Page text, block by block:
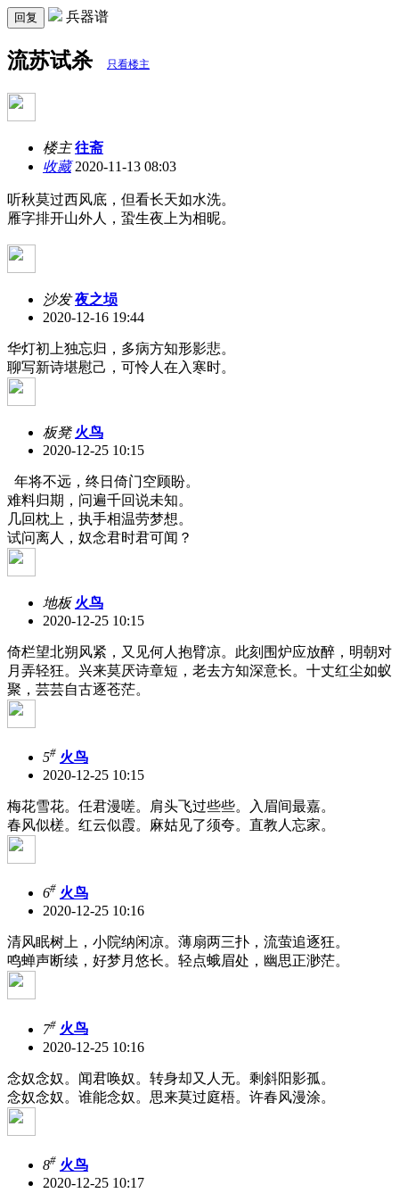
回复 兵器谱
流苏试杀 只看楼主
楼主 往斋
收藏2020-11-13 08:03
听秋莫过西风底，但看长天如水洗。
雁字排开山外人，蛩生夜上为相昵。
沙发 夜之埙
2020-12-16 19:44
华灯初上独忘归，多病方知形影悲。
聊写新诗堪慰己，可怜人在入寒时。
板凳 火鸟
2020-12-25 10:15
年将不远，终日倚门空顾盼。
难料归期，问遍千回说未知。
几回枕上，执手相温劳梦想。
试问离人，奴念君时君可闻？
地板 火鸟
2020-12-25 10:15
倚栏望北朔风紧，又见何人抱臂凉。此刻围炉应放醉，明朝对
月弄轻狂。兴来莫厌诗章短，老去方知深意长。十丈红尘如蚁
聚，芸芸自古逐苍茫。
5# 火鸟
2020-12-25 10:15
梅花雪花。任君​漫嗟。肩头飞过些些。入眉间最嘉。
​春风似槎。红云似霞。麻姑见了须夸。直教人忘家。
6# 火鸟
2020-12-25 10:16
清风眠树上，小院纳闲凉。薄扇两三扑，流萤追逐狂。
鸣蝉声断续，好梦月悠长。轻点蛾眉处，幽思正渺茫。
7# 火鸟
2020-12-25 10:16
念奴念奴。闻君唤奴。转身却又人无。剩斜阳影孤。
念奴念奴。谁能念奴。思来莫过庭梧。许春风漫涂。
8# 火鸟
2020-12-25 10:17